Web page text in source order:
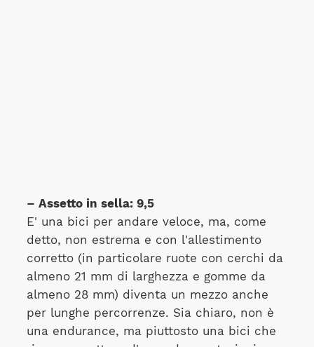
– Assetto in sella: 9,5
E' una bici per andare veloce, ma, come
detto, non estrema e con l'allestimento
corretto (in particolare ruote con cerchi da
almeno 21 mm di larghezza e gomme da
almeno 28 mm) diventa un mezzo anche
per lunghe percorrenze. Sia chiaro, non è
una endurance, ma piuttosto una bici che